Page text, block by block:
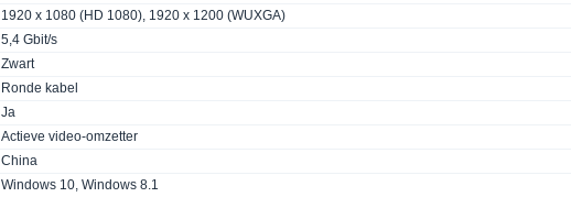
1920 x 1080 (HD 1080), 1920 x 1200 (WUXGA)
5,4 Gbit/s
Zwart
Ronde kabel
Ja
Actieve video-omzetter
China
Windows 10, Windows 8.1